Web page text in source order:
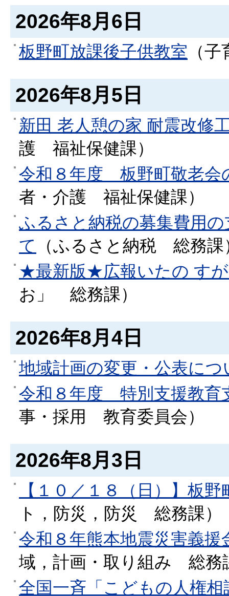
2026年8月6日
板野町放課後子供教室 （子
2026年8月5日
新田 老人憩の家 耐震改修
護
福祉保健課）
令和８年度 板野町敬老会
者・介護
福祉保健課）
ふるさと納税の募集費用
て
（ふるさと納税 総務課
★最新版★広報いたの す
お」
総務課）
2026年8月4日
地域計画の変更・公表につ
令和８年度 特別支援教育
事・採用
教育委員会）
2026年8月3日
【１０／１８（日）】板
ト，防災，防災
総務課）
令和８年熊本地震災害義
域，計画・取り組み
総務
全国一斉「こどもの人権